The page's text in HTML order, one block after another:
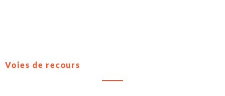
Voies de recours